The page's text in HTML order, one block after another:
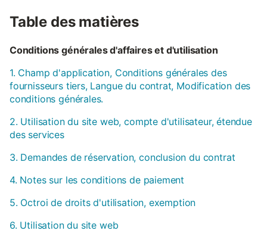
Table des matières
Conditions générales d'affaires et d'utilisation
1. Champ d'application, Conditions générales des
fournisseurs tiers, Langue du contrat, Modification des
conditions générales.
2. Utilisation du site web, compte d'utilisateur, étendue
des services
3. Demandes de réservation, conclusion du contrat
4. Notes sur les conditions de paiement
5. Octroi de droits d'utilisation, exemption
6. Utilisation du site web